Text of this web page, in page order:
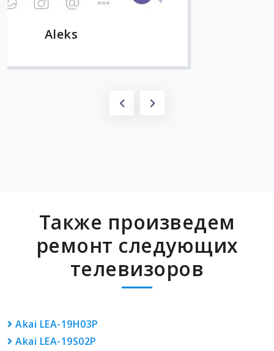
Также произведем
ремонт следующих
телевизоров
Akai LEA-19H03P
Akai LEA-19S02P